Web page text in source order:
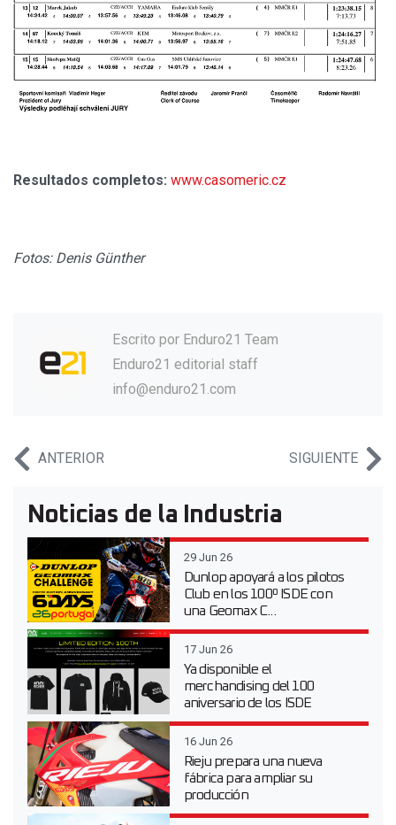
Resultados completos: www.casomeric.cz
Fotos: Denis Günther
Escrito por Enduro21 Team
Enduro21 editorial staff
info@enduro21.com
ANTERIOR SIGUIENTE
Noticias de la Industria
29 Jun 26
Dunlop apoyará a los pilotos
Club en los 100º ISDE con
una Geomax C...
17 Jun 26
Ya disponible el
merchandising del 100
aniversario de los ISDE
16 Jun 26
Rieju prepara una nueva
fábrica para ampliar su
producción